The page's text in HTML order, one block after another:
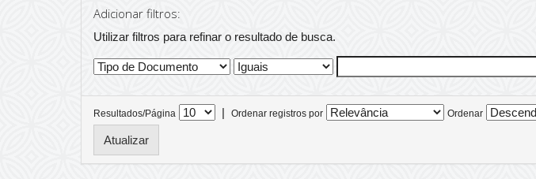
Adicionar filtros:
Utilizar filtros para refinar o resultado de busca.
Resultados/Página | Ordenar registros por Ordenar